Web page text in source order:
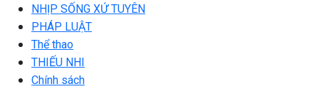
NHỊP SỐNG XỨ TUYÊN
PHÁP LUẬT
Thể thao
THIẾU NHI
Chính sách